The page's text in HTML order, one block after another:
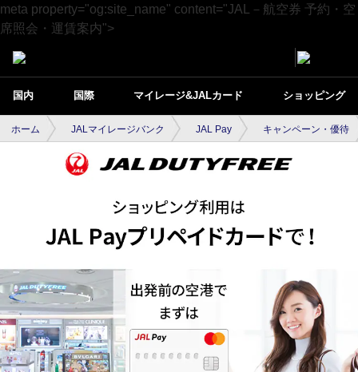
meta property="og:site_name" content="JAL－航空券 予約・空
席照会・運賃案内">
国内 国際 マイレージ&JALカード ショッピング
ホーム JALマイレージバンク JAL Pay キャンペーン・優待